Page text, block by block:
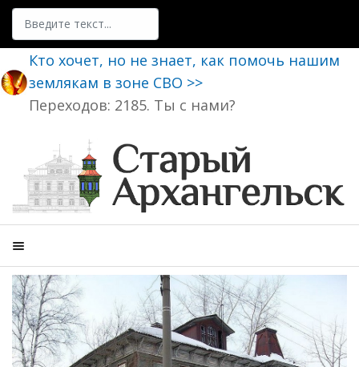
Поиск
Кто хочет, но не знает, как помочь нашим
землякам в зоне СВО >>
Переходов: 2185. Ты с нами?